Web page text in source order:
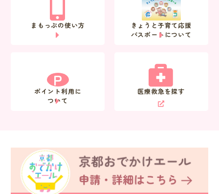
まもっぷの使い方
きょうと子育て応援
パスポートについて
P
ポイント利用に
ついて
医療救急を探す